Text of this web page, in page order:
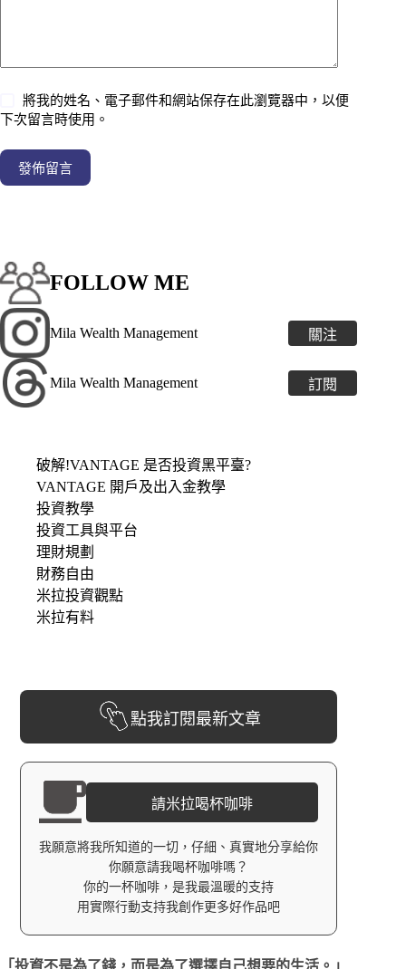
將我的姓名、電子郵件和網站保存在此瀏覽器中，以便
下次留言時使用。
發佈留言
FOLLOW ME
Mila Wealth Management 關注
Mila Wealth Management 訂閱
破解!VANTAGE 是否投資黑平臺?
VANTAGE 開戶及出入金教學
投資教學
投資工具與平台
理財規劃
財務自由
米拉投資觀點
米拉有料
點我訂閱最新文章
請米拉喝杯咖啡
我願意將我所知道的一切，仔細、真實地分享給你
你願意請我喝杯咖啡嗎？
你的一杯咖啡，是我最溫暖的支持
用實際行動支持我創作更多好作品吧
「投資不是為了錢，而是為了選擇自己想要的生活。」